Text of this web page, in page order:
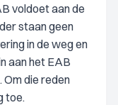
voldoet aan de
staan geen
in de weg en
aan het EAB
Om die reden
toe.